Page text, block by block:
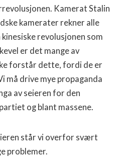
Kamerat Stalin
kamerater rekner alle
revolusjonen som
er det mange av
forstår dette, fordi de er
må drive mye propaganda
av seieren for den
og blant massene.
står vi overfor svært
problemer.